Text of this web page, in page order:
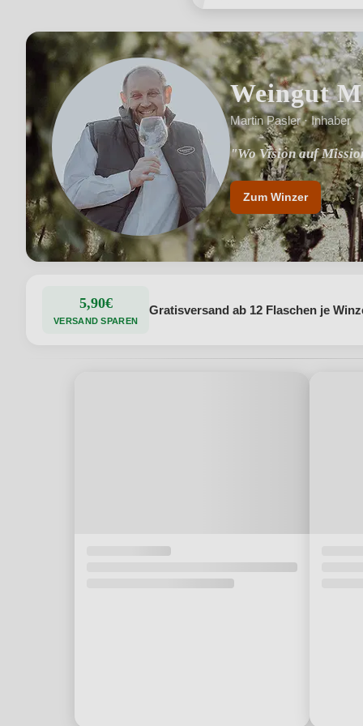
Weingut
Martin Pasler · Inhaber
"Wo Vision auf
"Kleine, biologische
Zum Winzer
5,90€
VERSAND SPAREN
Gratisversand ab 12 Flaschen je